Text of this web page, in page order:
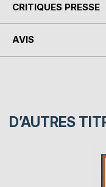
CRITIQUES PRESSE
AVIS
D’AUTRES